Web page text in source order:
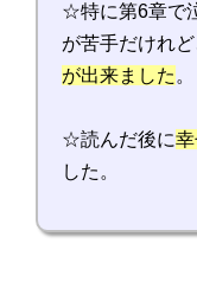
☆特に第6章で
が苦手だけれど
が出来ました 。
☆読んだ後に
した。